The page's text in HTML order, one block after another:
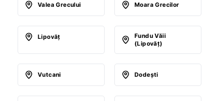
Valea Grecului Moara Grecilor
Lipovăţ
Fundu Văii
(Lipovăţ)
Vutcani Dodeşti